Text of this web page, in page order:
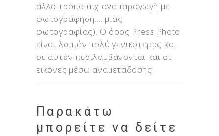
άλλο τρόπο (πχ αναπαραγωγή με
φωτογράφηση…. μιας
φωτογραφίας). Ο όρος Press Photo
είναι λοιπόν πολύ γενικότερος και
σε αυτόν περιλαμβάνονται και οι
εικόνες μέσω αναμετάδοσης.
Παρακάτω
μπορείτε να δείτε